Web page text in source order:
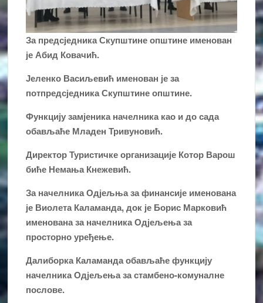
За предсједника Скупштине општине именован
је Абид Ковачић.
Јеленко Васиљевић именован је за
потпредсједника Скупштине општине.
Функцију замјеника начелника као и до сада
обављаће Младен Тривуновић.
Директор Туристичке организације Котор Варош
биће Немања Кнежевић.
За начелника Одјељња за финансије именована
је Виолета Каламанда, док је Борис Марковић
именована за начелника Одјељења за
просторно уређење.
Далиборка Каламанда обављаће функцију
начелника Одјељења за стамбено-комуналне
послове.